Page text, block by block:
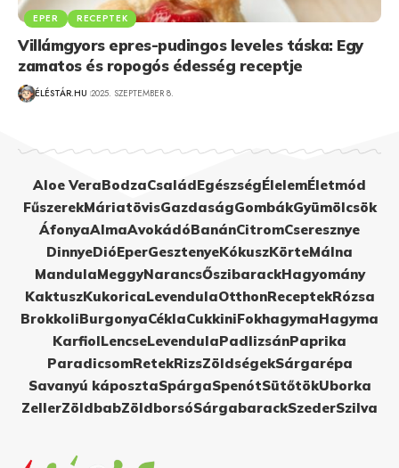
EPER RECEPTEK
Villámgyors epres-pudingos leveles táska: Egy
zamatos és ropogós édesség receptje
ÉLÉSTÁR.HU 2025. SZEPTEMBER 8.
Aloe VeraBodzaCsaládEgészségÉlelemÉletmód
FűszerekMáriatövisGazdaságGombákGyümölcsök
ÁfonyaAlmaAvokádóBanánCitromCseresznye
DinnyeDióEperGesztenyeKókuszKörteMálna
MandulaMeggyNarancsŐszibarackHagyomány
KaktuszKukoricaLevendulaOtthonReceptekRózsa
BrokkoliBurgonyaCéklaCukkiniFokhagymaHagyma
KarfiolLencseLevendulaPadlizsánPaprika
ParadicsomRetekRizsZöldségekSárgarépa
Savanyú káposztaSpárgaSpenótSütőtökUborka
ZellerZöldbabZöldborsóSárgabarackSzederSzilva